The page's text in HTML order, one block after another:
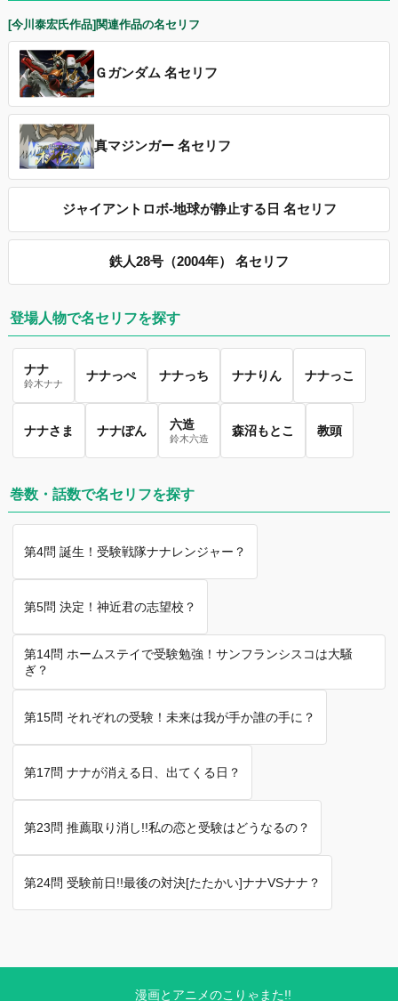
[今川泰宏氏作品]関連作品の名セリフ
Ｇガンダム 名セリフ
真マジンガー 名セリフ
ジャイアントロボ-地球が静止する日 名セリフ
鉄人28号（2004年） 名セリフ
登場人物で名セリフを探す
ナナ
鈴木ナナ
ナナっぺ ナナっち ナナりん ナナっこ
ナナさま ナナぽん 六造
鈴木六造
森沼もとこ 教頭
巻数・話数で名セリフを探す
第4問 誕生！受験戦隊ナナレンジャー？
第5問 決定！神近君の志望校？
第14問 ホームステイで受験勉強！サンフランシスコは大騒
ぎ？
第15問 それぞれの受験！未来は我が手か誰の手に？
第17問 ナナが消える日、出てくる日？
第23問 推薦取り消し!!私の恋と受験はどうなるの？
第24問 受験前日!!最後の対決[たたかい]ナナVSナナ？
漫画とアニメのこりゃまた!!